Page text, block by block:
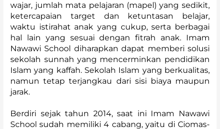
wajar, jumlah mata pelajaran (mapel) yang sedikit,
ketercapaian target dan ketuntasan belajar,
waktu istirahat anak yang cukup, serta berbagai
hal lain yang sesuai dengan fitrah anak. Imam
Nawawi School diharapkan dapat memberi solusi
sekolah sunnah yang mencerminkan pendidikan
Islam yang kaffah. Sekolah Islam yang berkualitas,
namun tetap terjangkau dari sisi biaya maupun
jarak.
Berdiri sejak tahun 2014, saat ini Imam Nawawi
School sudah memiliki 4 cabang, yaitu di Ciomas-